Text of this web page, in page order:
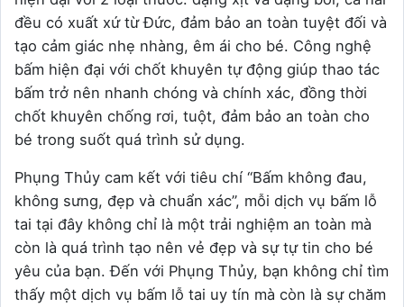
đều có xuất xứ từ Đức, đảm bảo an toàn tuyệt đối và
tạo cảm giác nhẹ nhàng, êm ái cho bé. Công nghệ
bấm hiện đại với chốt khuyên tự động giúp thao tác
bấm trở nên nhanh chóng và chính xác, đồng thời
chốt khuyên chống rơi, tuột, đảm bảo an toàn cho
bé trong suốt quá trình sử dụng.
Phụng Thủy cam kết với tiêu chí “Bấm không đau,
không sưng, đẹp và chuẩn xác”, mỗi dịch vụ bấm lỗ
tai tại đây không chỉ là một trải nghiệm an toàn mà
còn là quá trình tạo nên vẻ đẹp và sự tự tin cho bé
yêu của bạn. Đến với Phụng Thủy, bạn không chỉ tìm
thấy một dịch vụ bấm lỗ tai uy tín mà còn là sự chăm